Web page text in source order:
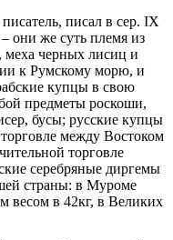
писал в сер. IX
они же суть племя из
меха черных лисиц и
к Румскому морю, и
купцы в свою
предметы роскоши,
бусы; русские купцы
между Востоком
торговле
серебряные диргемы
страны: в Муроме
весом в 42кг, в Великих